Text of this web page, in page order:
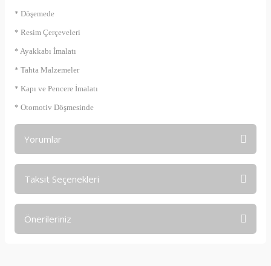
* Döşemede
* Resim Çerçeveleri
* Ayakkabı İmalatı
* Tahta Malzemeler
* Kapı ve Pencere İmalatı
* Otomotiv Döşmesinde
Yorumlar
Taksit Seçenekleri
Önerileriniz